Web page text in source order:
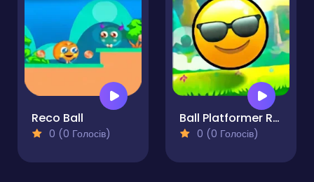
Reco Ball
0 (0 Голосів)
Ball Platformer Red and Blue
0 (0 Голосів)